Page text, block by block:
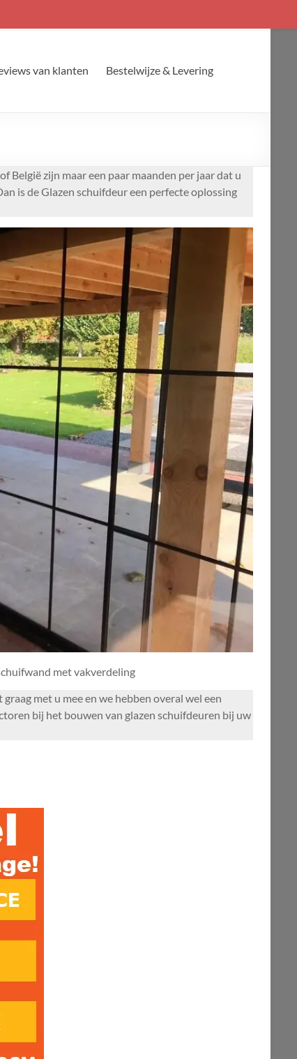
van klanten
Bestelwijze & Levering
België zijn maar een paar maanden per jaar dat u
is de Glazen schuifdeur een perfecte oplossing
met vakverdeling
met u mee en we hebben overal wel een
bij het bouwen van glazen schuifdeuren bij uw